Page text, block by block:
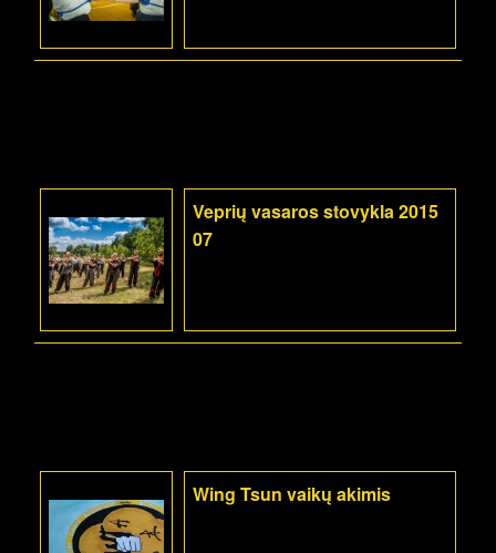
Veprių vasaros stovykla 2015
07
Wing Tsun vaikų akimis